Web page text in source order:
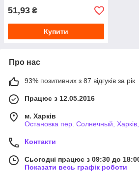
51,93 ₴
Купити
Про нас
93% позитивних з 87 відгуків за рік
Працює з 12.05.2016
м. Харків
Остановка пер. Солнечный, Харків,
Контакти
Сьогодні працює з 09:30 до
Показати весь графік роботи